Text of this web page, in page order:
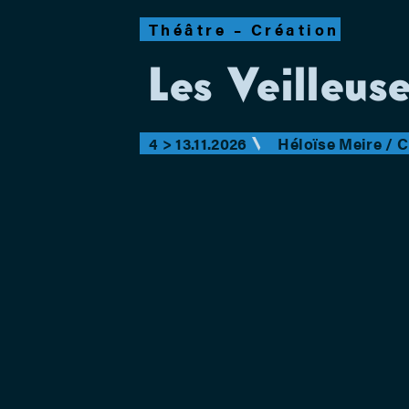
Théâtre – Création
Les
4 > 13.11.2026 Héloïse Meire /